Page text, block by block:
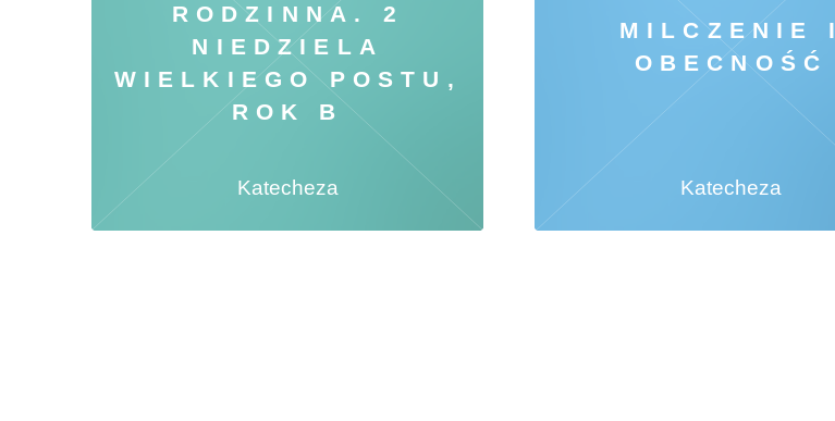
RODZINNA. 2
NIEDZIELA
WIELKIEGO POSTU,
ROK B
Katecheza
MILCZENIE I
OBECNOŚĆ
Katecheza